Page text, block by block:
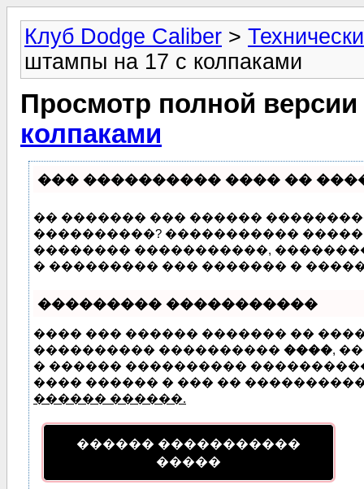
Клуб Dodge Caliber >
штампы на 17 с колпаками
Просмотр полной
колпаками
��� ���������� ���� ��
�� ������� ��� ������
����������? �����������
�������� �����������,
� ��������� ��� ������� �
��������� �����������
���� ��� ������ ������� ��
���������� ���������� ����,
� ������ ����������
���� ������ � ��� ��
������ ������.
������ �����������
�����